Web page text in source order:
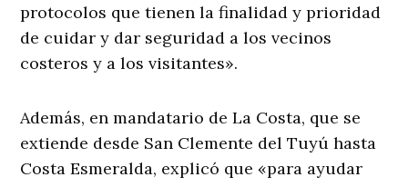
protocolos que tienen la finalidad y prioridad
de cuidar y dar seguridad a los vecinos
costeros y a los visitantes».
Además, en mandatario de La Costa, que se
extiende desde San Clemente del Tuyú hasta
Costa Esmeralda, explicó que «para ayudar